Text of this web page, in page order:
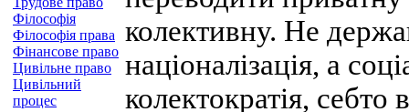
Філософія
Філософія права
Фінансове право
Цивільне право
Цивільний
процес
колективну. Не
націоналізація, а
колектократія,